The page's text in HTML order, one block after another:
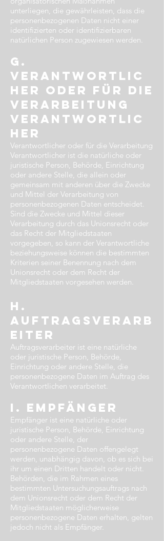
unterliegen, die gewährleisten, dass die
personenbezogenen Daten nicht einer
identifizierten oder identifizierbaren
natürlichen Person zugewiesen werden.
g.
Verantwortlic
her oder für die
Verarbeitung
Verantwortlic
her​
Verantwortlicher oder für die Verarbeitung
Verantwortlicher ist die natürliche oder
juristische Person, Behörde, Einrichtung
oder andere Stelle, die allein oder
gemeinsam mit anderen über die Zwecke
und Mittel der Verarbeitung von
personenbezogenen Daten entscheidet.
Sind die Zwecke und Mittel dieser
Verarbeitung durch das Unionsrecht oder
das Recht der Mitgliedstaaten
vorgegeben, so kann der Verantwortliche
beziehungsweise können die bestimmten
Kriterien seiner Benennung nach dem
Unionsrecht oder dem Recht der
Mitgliedstaaten vorgesehen werden.
h.
Auftragsverarb
eiter​
Auftragsverarbeiter ist eine natürliche
oder juristische Person, Behörde,
Einrichtung oder andere Stelle, die
personenbezogene Daten im Auftrag des
Verantwortlichen verarbeitet.
i. Empfänger​
Empfänger ist eine natürliche oder
juristische Person, Behörde, Einrichtung
oder andere Stelle, der
personenbezogene Daten offengelegt
werden, unabhängig davon, ob es sich bei
ihr um einen Dritten handelt oder nicht.
Behörden, die im Rahmen eines
bestimmten Untersuchungsauftrags nach
dem Unionsrecht oder dem Recht der
Mitgliedstaaten möglicherweise
personenbezogene Daten erhalten, gelten
jedoch nicht als Empfänger.